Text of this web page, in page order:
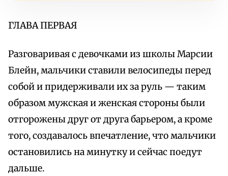
ГЛАВА ПЕРВАЯ
Разговаривая с девочками из школы Марсии
Блейн, мальчики ставили велосипеды перед
собой и придерживали их за руль — таким
образом мужская и женская стороны были
отгорожены друг от друга барьером, а кроме
того, создавалось впечатление, что мальчики
остановились на минутку и сейчас поедут
дальше.